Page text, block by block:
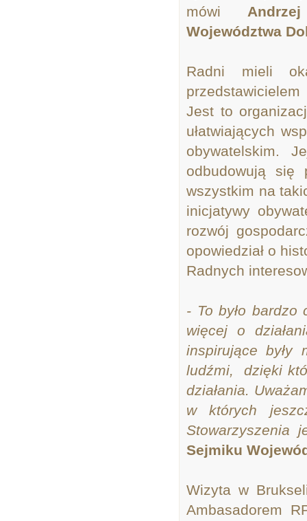
mówi
Województwa
Radni mieli
Jest to
ułatwiających
obywatelskim.
odbudowują się
wszystkim na
inicjatywy
rozwój
opowiedział o
Radnych
- To było
więcej o
inspirujące były
ludźmi, dzięki
działania.
w których
Stowarzyszenia
Sejmiku
Wizyta w
Ambasadorem